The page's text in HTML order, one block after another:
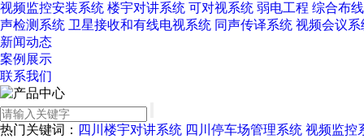
视频监控安装系统 楼宇对讲系统 可对视系统 弱电工程 综合布
声检测系统 卫星接收和有线电视系统 同声传译系统 视频会议系
新闻动态
案例展示
联系我们
热门关键词： 四川楼宇对讲系统 四川停车场管理系统 视频监控